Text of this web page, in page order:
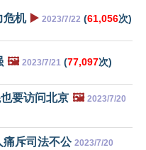
危机 ▶️ 2023/7/22 (61,056次)
🖼️ 2023/7/21 (77,097次)
要访问北京 🖼️ 2023/7/20
痛斥司法不公 2023/7/20